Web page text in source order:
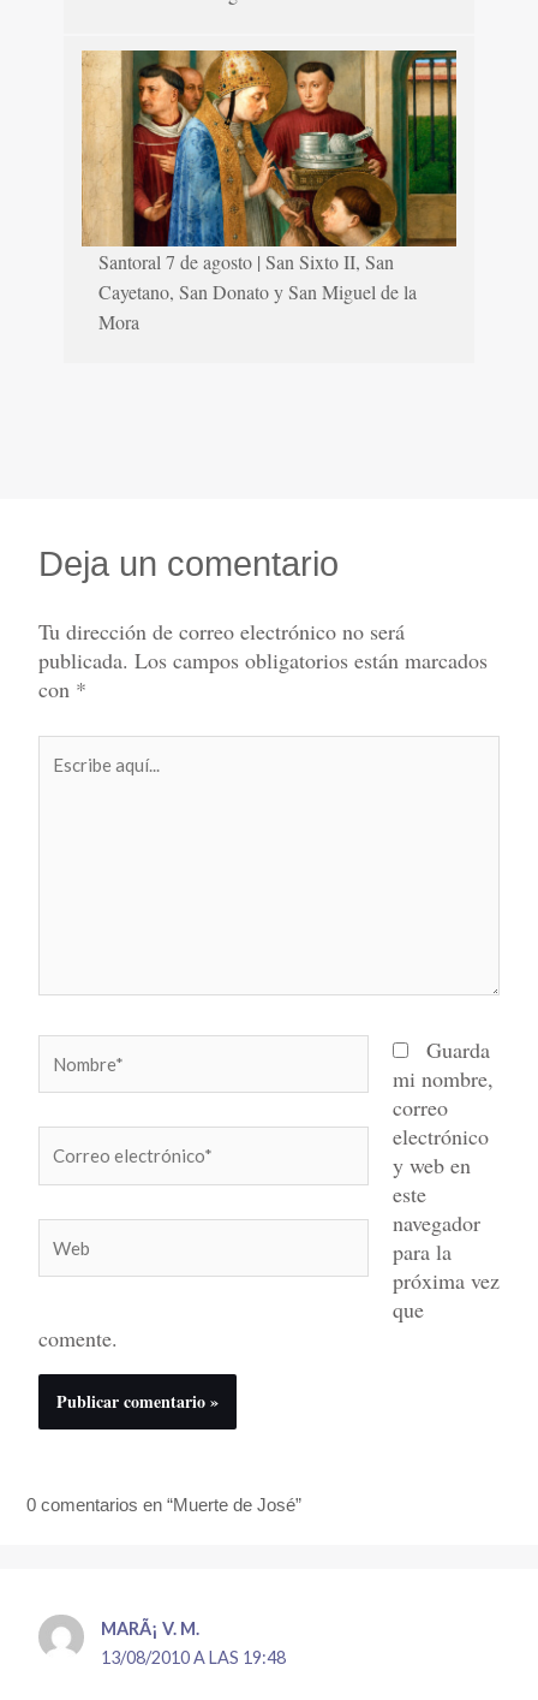
Santoral 7 de agosto | San Sixto II, San
Cayetano, San Donato y San Miguel de la
Mora
Deja un comentario
Tu dirección de correo electrónico no será
publicada. Los campos obligatorios están marcados
con *
aquí...
electrónico*
Guarda
mi nombre,
correo
electrónico
y web en
este
navegador
para la
próxima vez
que
comente.
0 comentarios en “Muerte de José”
MARÃ¡ V. M.
13/08/2010 A LAS 19:48